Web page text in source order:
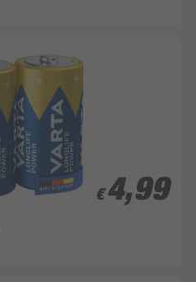
€ 4,99
€ 4,99